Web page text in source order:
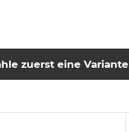
zuerst eine Variante